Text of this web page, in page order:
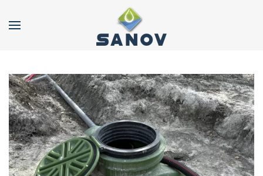
Accéder au contenu principal